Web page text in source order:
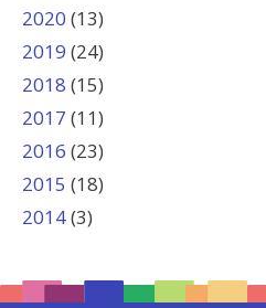
2020 (13)
2019 (24)
2018 (15)
2017 (11)
2016 (23)
2015 (18)
2014(3)